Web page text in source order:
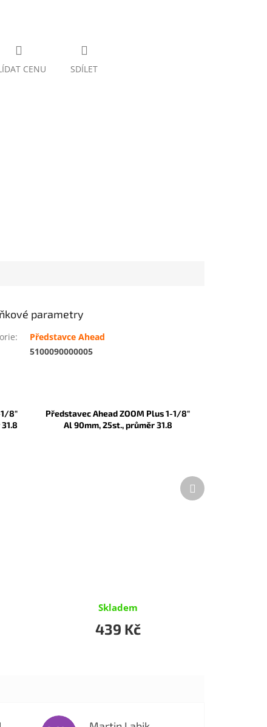
CENU SDÍLET
parametry
:
Představce Ahead
5100090000005
1/8"
Představec Ahead ZOOM Plus 1-1/8"
Al 90mm, 25st., průměr 31.8
Skladem
439 Kč
Další
produkt